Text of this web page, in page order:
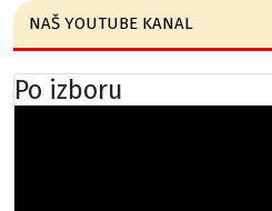
NAŠ YOUTUBE KANAL
Po izboru